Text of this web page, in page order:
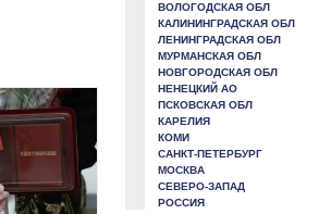
ВОЛОГОДСКАЯ ОБЛ
КАЛИНИНГРАДСКАЯ ОБЛ
ЛЕНИНГРАДСКАЯ ОБЛ
МУРМАНСКАЯ ОБЛ
НОВГОРОДСКАЯ ОБЛ
НЕНЕЦКИЙ АО
ПСКОВСКАЯ ОБЛ
КАРЕЛИЯ
КОМИ
САНКТ-ПЕТЕРБУРГ
МОСКВА
СЕВЕРО-ЗАПАД
РОССИЯ